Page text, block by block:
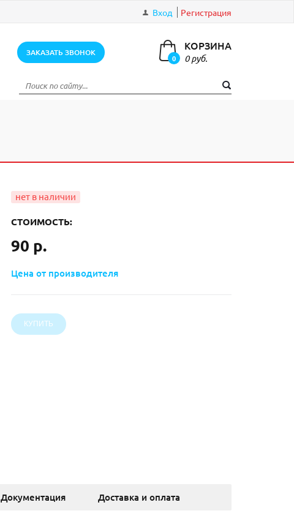
Вход Регистрация
ЗАКАЗАТЬ ЗВОНОК
0
КОРЗИНА
0 руб.
СТОИМОСТЬ:
90 р.
Цена от производителя
Документация Доставка и оплата